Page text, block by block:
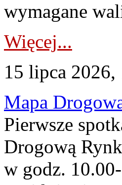
wymagane
Więcej...
15 lipca 2026,
Mapa
Pierwsze
Drogową
w godz.